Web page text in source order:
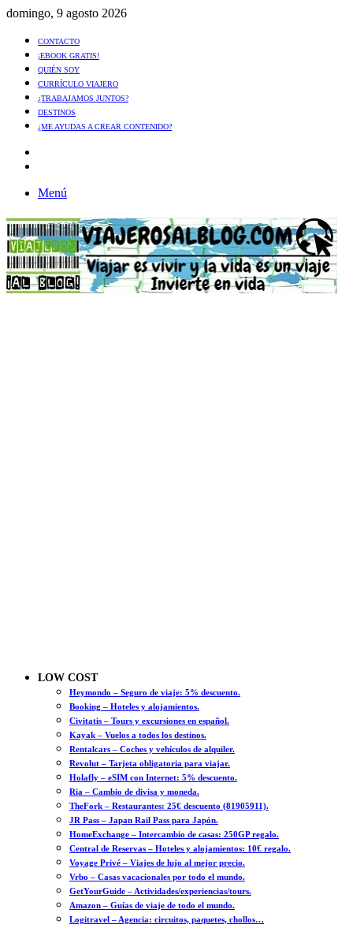
domingo, 9 agosto 2026
CONTACTO
¡EBOOK GRATIS!
QUIÉN SOY
CURRÍCULO VIAJERO
¿TRABAJAMOS JUNTOS?
DESTINOS
¿ME AYUDAS A CREAR CONTENIDO?
Menú
LOW COST
Heymondo – Seguro de viaje: 5% descuento.
Booking – Hoteles y alojamientos.
Civitatis – Tours y excursiones en español.
Kayak – Vuelos a todos los destinos.
Rentalcars – Coches y vehículos de alquiler.
Revolut – Tarjeta obligatoria para viajar.
Holafly – eSIM con Internet: 5% descuento.
Ria – Cambio de divisa y moneda.
TheFork – Restaurantes: 25€ descuento (81905911).
JR Pass – Japan Rail Pass para Japón.
HomeExchange – Intercambio de casas: 250GP regalo.
Central de Reservas – Hoteles y alojamientos: 10€ regalo.
Voyage Privé – Viajes de lujo al mejor precio.
Vrbo – Casas vacacionales por todo el mundo.
GetYourGuide – Actividades/experiencias/tours.
Amazon – Guías de viaje de todo el mundo.
Logitravel – Agencia: circuitos, paquetes, chollos…